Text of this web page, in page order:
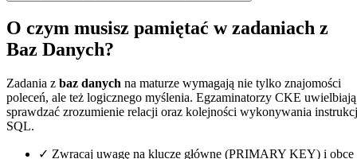
O czym musisz pamiętać w zadaniach z
Baz Danych?
Zadania z baz danych na maturze wymagają nie tylko znajomości
poleceń, ale też logicznego myślenia. Egzaminatorzy CKE uwielbiają
sprawdzać zrozumienie relacji oraz kolejności wykonywania
SQL.
✓ Zwracaj uwagę na klucze główne (PRIMARY KEY) i obce